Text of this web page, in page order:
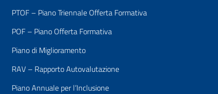
PTOF – Piano Triennale Offerta Formativa
POF – Piano Offerta Formativa
Piano di Miglioramento
RAV – Rapporto Autovalutazione
Piano Annuale per l’Inclusione